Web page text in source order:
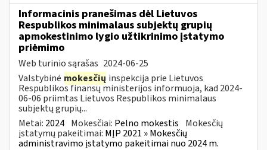
Informacinis pranešimas dėl Lietuvos
Respublikos minimalaus subjektų grupių
apmokestinimo lygio užtikrinimo įstatymo
priėmimo
Web turinio sąrašas 2024-06-25
Valstybinė mokesčių inspekcija prie Lietuvos
Respublikos finansų ministerijos informuoja, kad 2024-
06-06 priimtas Lietuvos Respublikos minimalaus
subjektų grupių...
Metai: 2024 Mokesčiai: Pelno mokestis Mokesčių
įstatymų pakeitimai: MĮP 2021 » Mokesčių
administravimo įstatymo pakeitimai nuo 2024 m.